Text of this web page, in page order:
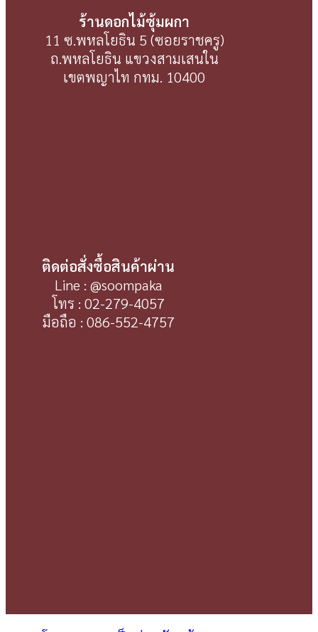
ร้านดอกไม้ซุ้มผกา
11 ซ.พหลโยธิน 5 (ซอยราชครู)
ถ.พหลโยธิน แขวงสามเสนใน
เขตพญาไท กทม. 10400
ติดต่อสั่งซื้อสินค้าผ่าน
Line : @soompaka
โทร : 02-279-4057
มือถือ : 086-552-4757